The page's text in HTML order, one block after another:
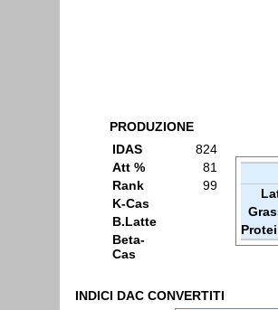
PRODUZIONE
IDAS
824
Att %
81
Rank
99
K-Cas
B.Latte
Beta-
Cas
INDICI DAC CONVERTITI